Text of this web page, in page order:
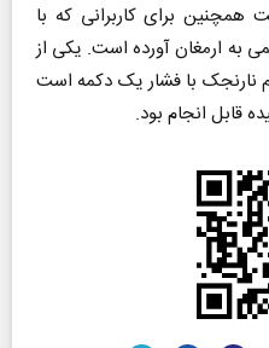
همچنین برای کاربرانی که با
به ارمغان آورده است. یکی از
نارنجک با فشار یک دکمه است
قابل انجام بود.